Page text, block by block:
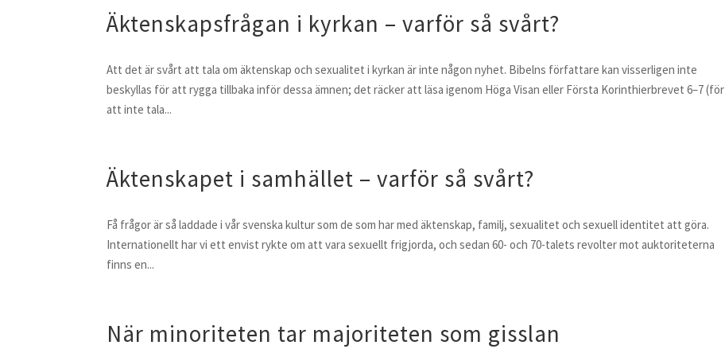
Äktenskapsfrågan i kyrkan – varför så svårt?
Att det är svårt att tala om äktenskap och sexualitet i kyrkan är inte någon nyhet. Bibelns författare kan visserligen inte
beskyllas för att rygga tillbaka inför dessa ämnen; det räcker att läsa igenom Höga Visan eller Första Korinthierbrevet 6–7 (för
att inte tala...
Äktenskapet i samhället – varför så svårt?
Få frågor är så laddade i vår svenska kultur som de som har med äktenskap, familj, sexualitet och sexuell identitet att göra.
Internationellt har vi ett envist rykte om att vara sexuellt frigjorda, och sedan 60- och 70-talets revolter mot auktoriteterna
finns en...
När minoriteten tar majoriteten som gisslan